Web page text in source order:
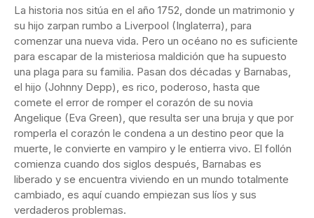
La historia nos sitúa en el año 1752, donde un matrimonio y
su hijo zarpan rumbo a Liverpool (Inglaterra), para
comenzar una nueva vida. Pero un océano no es suficiente
para escapar de la misteriosa maldición que ha supuesto
una plaga para su familia. Pasan dos décadas y Barnabas,
el hijo (Johnny Depp), es rico, poderoso, hasta que
comete el error de romper el corazón de su novia
Angelique (Eva Green), que resulta ser una bruja y que por
romperla el corazón le condena a un destino peor que la
muerte, le convierte en vampiro y le entierra vivo. El follón
comienza cuando dos siglos después, Barnabas es
liberado y se encuentra viviendo en un mundo totalmente
cambiado, es aquí cuando empiezan sus líos y sus
verdaderos problemas.